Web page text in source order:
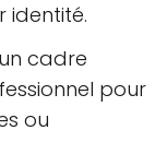
identité.
cadre
pour
ou